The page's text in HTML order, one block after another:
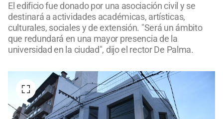
El edificio fue donado por una asociación civil y se
destinará a actividades académicas, artísticas,
culturales, sociales y de extensión. "Será un ámbito
que redundará en una mayor presencia de la
universidad en la ciudad", dijo el rector De Palma.